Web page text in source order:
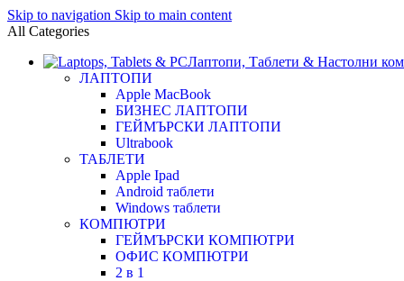
Skip to navigation Skip to main content
All Categories
Лаптопи, Таблети & Настолни
ЛАПТОПИ
Apple MacBook
БИЗНЕС ЛАПТОПИ
ГЕЙМЪРСКИ ЛАПТОПИ
Ultrabook
ТАБЛЕТИ
Apple Ipad
Android таблети
Windows таблети
КОМПЮТРИ
ГЕЙМЪРСКИ КОМПЮТРИ
ОФИС КОМПЮТРИ
2 в 1